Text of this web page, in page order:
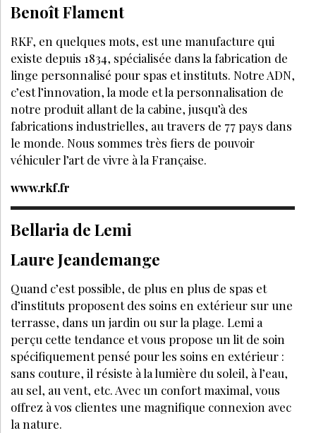
Benoît Flament
RKF, en quelques mots, est une manufacture qui
existe depuis 1834, spécialisée dans la fabrication de
linge personnalisé pour spas et instituts. Notre ADN,
c’est l’innovation, la mode et la personnalisation de
notre produit allant de la cabine, jusqu’à des
fabrications industrielles, au travers de 77 pays dans
le monde. Nous sommes très fiers de pouvoir
véhiculer l’art de vivre à la Française.
www.rkf.fr
Bellaria de Lemi
Laure Jeandemange
Quand c’est possible, de plus en plus de spas et
d’instituts proposent des soins en extérieur sur une
terrasse, dans un jardin ou sur la plage. Lemi a
perçu cette tendance et vous propose un lit de soin
spécifiquement pensé pour les soins en extérieur :
sans couture, il résiste à la lumière du soleil, à l’eau,
au sel, au vent, etc. Avec un confort maximal, vous
offrez à vos clientes une magnifique connexion avec
la nature.